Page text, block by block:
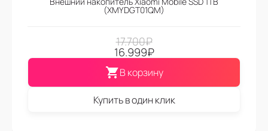
(XMYDGT01QM)
17.700₽
16.999₽
В корзину
Купить в один клик